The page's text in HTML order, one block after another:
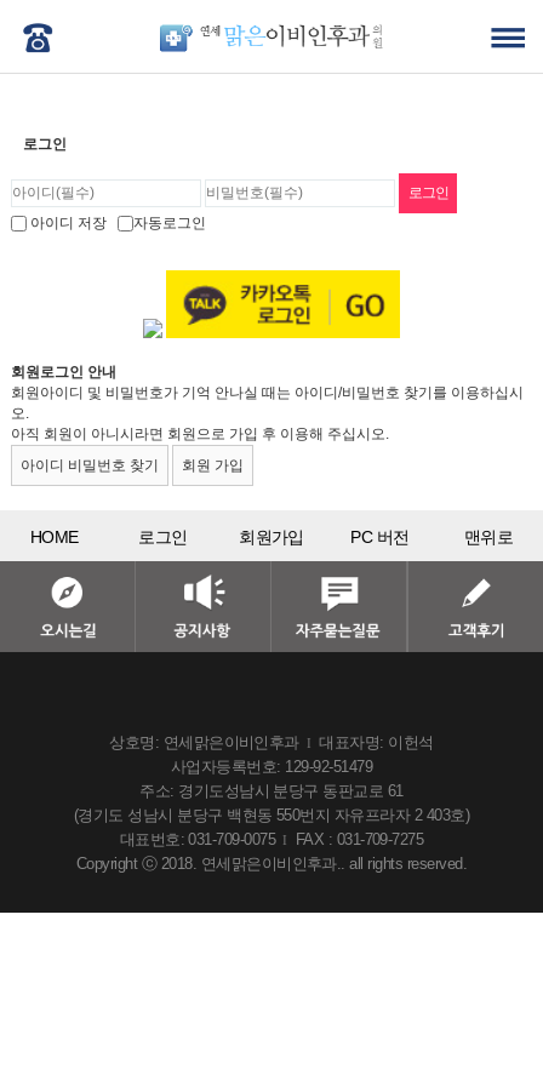
로그인
아이디 저장 자동로그인
회원로그인 안내
회원아이디 및 비밀번호가 기억 안나실 때는 아이디/비밀번호 찾기를 이용하십시
오.
아직 회원이 아니시라면 회원으로 가입 후 이용해 주십시오.
아이디 비밀번호 찾기
회원 가입
HOME 로그인 회원가입 PC 버전 맨위로
상호명: 연세맑은이비인후과 I
대표자명: 이헌석
사업자등록번호: 129-92-51479
주소: 경기도성남시 분당구 동판교로 61
(경기도 성남시 분당구 백현동 550번지 자유프라자 2 403호)
대표번호: 031-709-0075
I
FAX : 031-709-7275
Copyright ⓒ 2018. 연세맑은이비인후과.. all rights reserved.